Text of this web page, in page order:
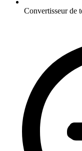
Convertisseur de